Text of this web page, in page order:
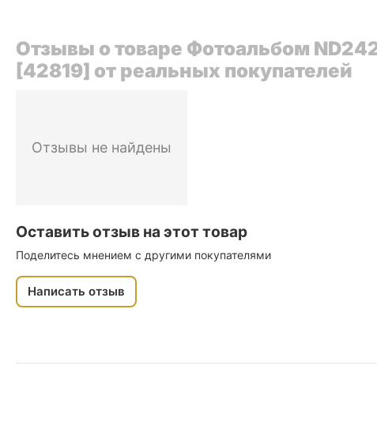
Отзывы о товаре Фотоальбом
[42819] от реальных покупателей
Отзывы не найдены
Оставить отзыв на этот товар
Поделитесь мнением с другими покупателями
Написать отзыв